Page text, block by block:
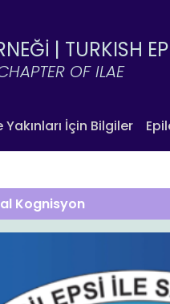
| TURKISH
OF ILAE
İçin Bilgiler
Kognisyon